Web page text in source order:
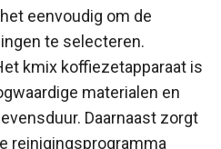
eenvoudig om de
te selecteren.
kmix koffiezetapparaat is
materialen en
Daarnaast zorgt
reinigingsprogramma